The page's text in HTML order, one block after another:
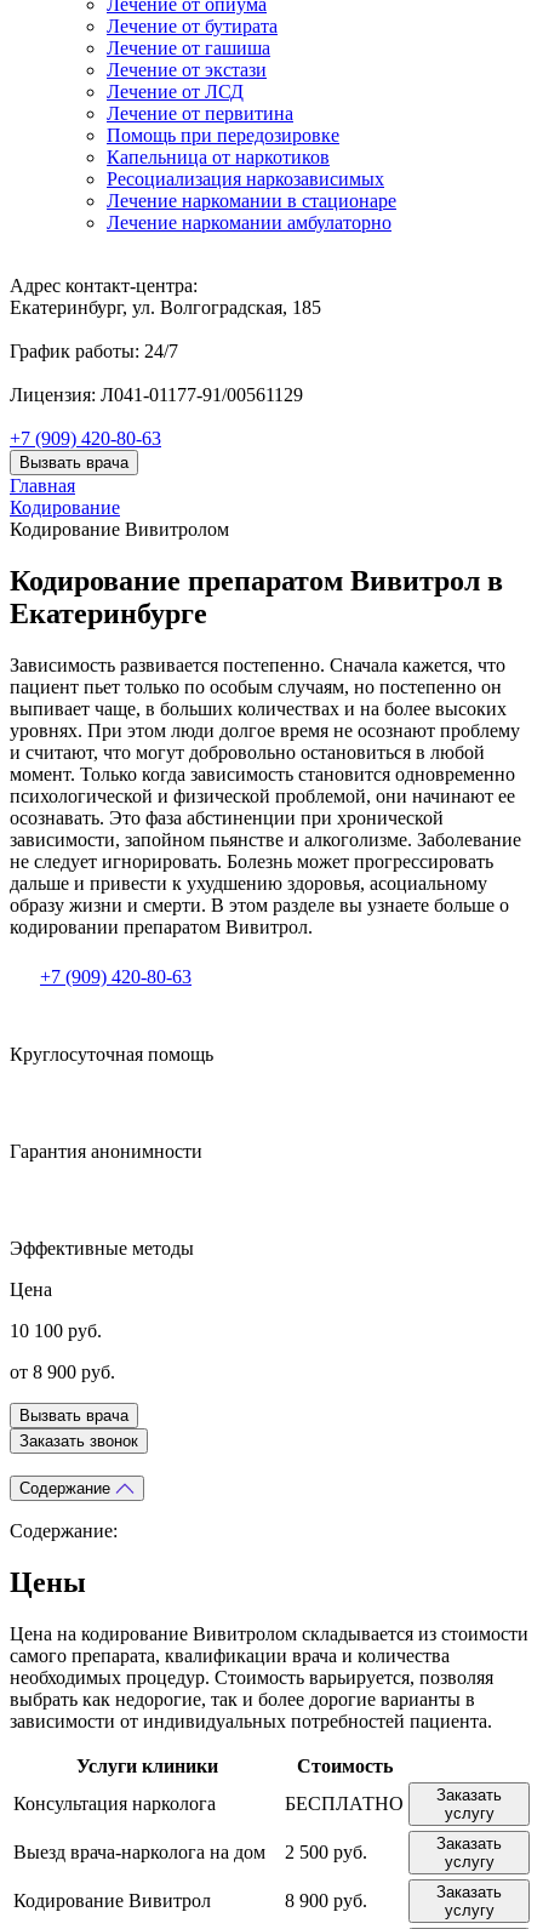
Лечение от опиума
Лечение от бутирата
Лечение от гашиша
Лечение от экстази
Лечение от ЛСД
Лечение от первитина
Помощь при передозировке
Капельница от наркотиков
Ресоциализация наркозависимых
Лечение наркомании в стационаре
Лечение наркомании амбулаторно
Адрес контакт-центра:
Екатеринбург, ул. Волгоградская, 185
График работы: 24/7
Лицензия: Л041-01177-91/00561129
+7 (909) 420-80-63
Вызвать врача
Главная
Кодирование
Кодирование Вивитролом
Кодирование препаратом Вивитрол в
Екатеринбурге
Зависимость развивается постепенно. Сначала кажется, что
пациент пьет только по особым случаям, но постепенно он
выпивает чаще, в больших количествах и на более высоких
уровнях. При этом люди долгое время не осознают проблему
и считают, что могут добровольно остановиться в любой
момент. Только когда зависимость становится одновременно
психологической и физической проблемой, они начинают ее
осознавать. Это фаза абстиненции при хронической
зависимости, запойном пьянстве и алкоголизме. Заболевание
не следует игнорировать. Болезнь может прогрессировать
дальше и привести к ухудшению здоровья, асоциальному
образу жизни и смерти. В этом разделе вы узнаете больше о
кодировании препаратом Вивитрол.
+7 (909) 420-80-63
Круглосуточная помощь
Гарантия анонимности
Эффективные методы
Цена
10 100 руб.
от 8 900 руб.
Вызвать врача
Заказать звонок
Содержание
Содержание:
Цены
Цена на кодирование Вивитролом складывается из стоимости
самого препарата, квалификации врача и количества
необходимых процедур. Стоимость варьируется, позволяя
выбрать как недорогие, так и более дорогие варианты в
зависимости от индивидуальных потребностей пациента.
Услуги клиники
Стоимость
Консультация нарколога
БЕСПЛАТНО
Заказать
услугу
Выезд врача-нарколога на дом 2 500 руб.
Заказать
услугу
Кодирование Вивитрол 8 900 руб.
Заказать
услугу